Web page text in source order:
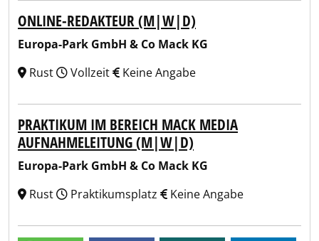
ONLINE-REDAKTEUR (M|W|D)
Europa-Park GmbH & Co Mack KG
Rust
Vollzeit Keine Angabe
PRAKTIKUM IM BEREICH MACK MEDIA
AUFNAHMELEITUNG (M|W|D)
Europa-Park GmbH & Co Mack KG
Rust
Praktikumsplatz Keine Angabe